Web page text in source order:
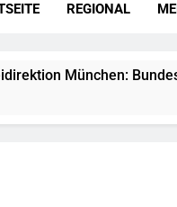
REGIONAL
München:
München: